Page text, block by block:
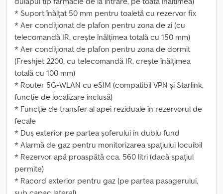
* Suport înălțat 50 mm pentru toaletă cu rezervor fix
* Aer condiționat de plafon pentru zona de zi (cu
telecomandă IR, crește înălțimea totală cu 150 mm)
* Aer condiționat de plafon pentru zona de dormit
(Freshjet 2200, cu telecomandă IR, crește înălțimea
totală cu 100 mm)
* Router 5G-WLAN cu eSIM (compatibil VPN și Starlink,
funcție de localizare inclusă)
* Funcție de transfer al apei reziduale în rezervorul de
fecale
* Duș exterior pe partea șoferului în dublu fund
* Alarmă de gaz pentru monitorizarea spațiului locuibil
* Rezervor apă proaspătă cca. 560 litri (dacă spațiul
permite)
* Racord exterior pentru gaz (pe partea pasagerului,